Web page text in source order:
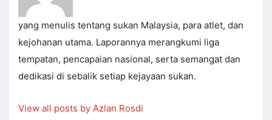
yang menulis tentang sukan Malaysia, para atlet, dan
kejohanan utama. Laporannya merangkumi liga
tempatan, pencapaian nasional, serta semangat dan
dedikasi di sebalik setiap kejayaan sukan.
View all posts by Azlan Rosdi